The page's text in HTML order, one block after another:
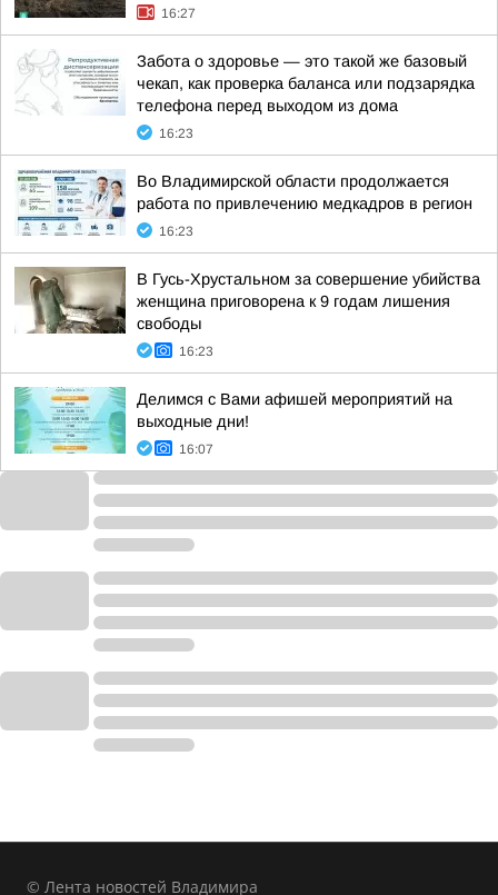
16:27
Забота о здоровье — это такой же базовый
чекап, как проверка баланса или подзарядка
телефона перед выходом из дома
16:23
Во Владимирской области продолжается
работа по привлечению медкадров в регион
16:23
В Гусь-Хрустальном за совершение убийства
женщина приговорена к 9 годам лишения
свободы
16:23
Делимся с Вами афишей мероприятий на
выходные дни!
16:07
© Лента новостей Владимира